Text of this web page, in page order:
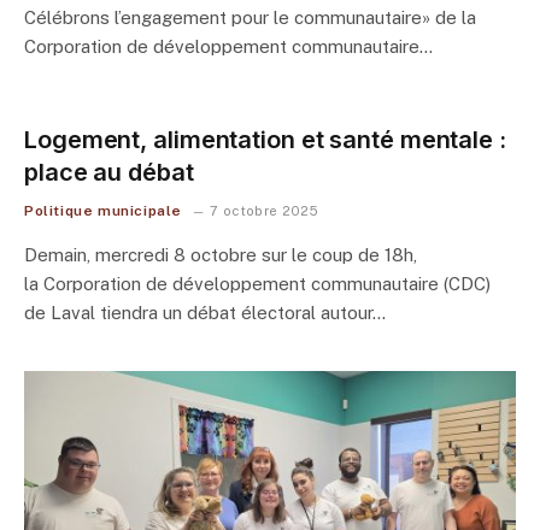
Célébrons l’engagement pour le communautaire» de la
Corporation de développement communautaire…
Logement, alimentation et santé mentale :
place au débat
Politique municipale 7 octobre 2025
Demain, mercredi 8 octobre sur le coup de 18h,
la Corporation de développement communautaire (CDC)
de Laval tiendra un débat électoral autour…